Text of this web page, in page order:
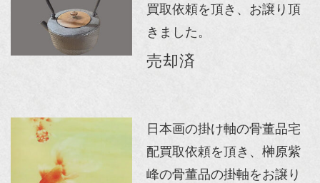
買取依頼を頂き、お譲り頂
きました。
売却済
日本画の掛け軸の骨董品宅
配買取依頼を頂き、榊原紫
峰の骨董品の掛軸をお譲り